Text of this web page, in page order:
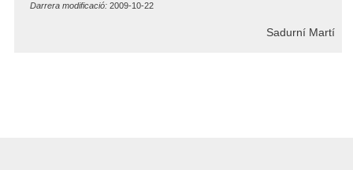
Darrera modificació: 2009-10-22
Sadurní Martí